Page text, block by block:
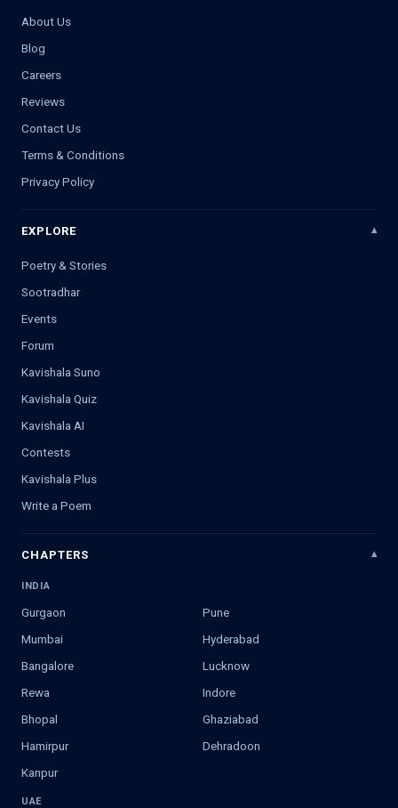
About Us
Blog
Careers
Reviews
Contact Us
Terms & Conditions
Privacy Policy
EXPLORE
Poetry & Stories
Sootradhar
Events
Forum
Kavishala Suno
Kavishala Quiz
Kavishala AI
Contests
Kavishala Plus
Write a Poem
CHAPTERS
INDIA
Gurgaon
Pune
Mumbai
Hyderabad
Bangalore
Lucknow
Rewa
Indore
Bhopal
Ghaziabad
Hamirpur
Dehradoon
Kanpur
UAE